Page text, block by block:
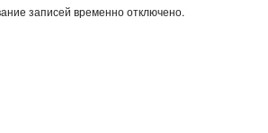
записей временно отключено.